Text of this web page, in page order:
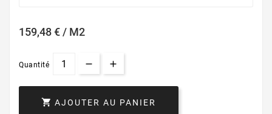
159,48 € / M2
Quantité
 AJOUTER AU PANIER